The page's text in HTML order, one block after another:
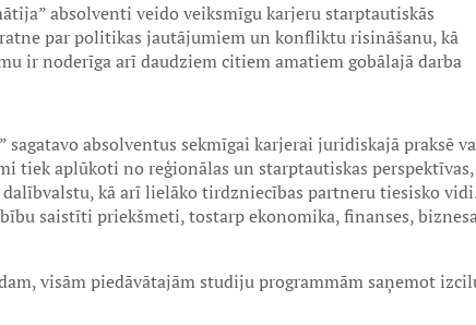
absolventi veido veiksmīgu karjeru starptautiskās
par politikas jautājumiem un konfliktu risināšanu, kā
ir noderīga arī daudziem citiem amatiem gobālajā darba
sagatavo absolventus sekmīgai karjerai juridiskajā praksē
tiek aplūkoti no reģionālas un starptautiskas perspektīvas,
kā arī lielāko tirdzniecības partneru tiesisko vidi.
saistīti priekšmeti, tostarp ekonomika, finanses,
visām piedāvātajām studiju programmām saņemot